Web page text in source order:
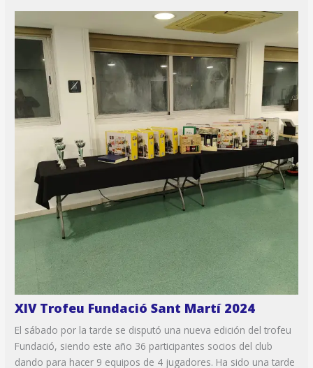
XIV Trofeu Fundació Sant Martí 2024
El sábado por la tarde se disputó una nueva edición del trofeu
Fundació, siendo este año 36 participantes socios del club
dando para hacer 9 equipos de 4 jugadores. Ha sido una tarde